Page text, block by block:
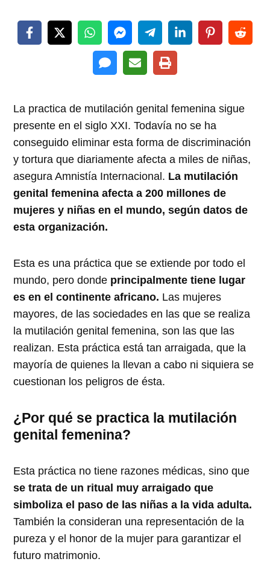
La practica de mutilación genital femenina sigue
presente en el siglo XXI. Todavía no se ha
conseguido eliminar esta forma de discriminación
y tortura que diariamente afecta a miles de niñas,
asegura Amnistía Internacional. La mutilación
genital femenina afecta a 200 millones de
mujeres y niñas en el mundo, según datos de
esta organización.
Esta es una práctica que se extiende por todo el
mundo, pero donde principalmente tiene lugar
es en el continente africano. Las mujeres
mayores, de las sociedades en las que se realiza
la mutilación genital femenina, son las que las
realizan. Esta práctica está tan arraigada, que la
mayoría de quienes la llevan a cabo ni siquiera se
cuestionan los peligros de ésta.
¿Por qué se practica la mutilación
genital femenina?
Esta práctica no tiene razones médicas, sino que
se trata de un ritual muy arraigado que
simboliza el paso de las niñas a la vida adulta.
También la consideran una representación de la
pureza y el honor de la mujer para garantizar el
futuro matrimonio.